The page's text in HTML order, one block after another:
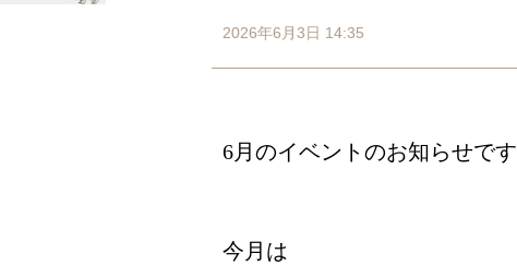
2026年6月3日 14:35
6月のイベントのお知らせです
今月は